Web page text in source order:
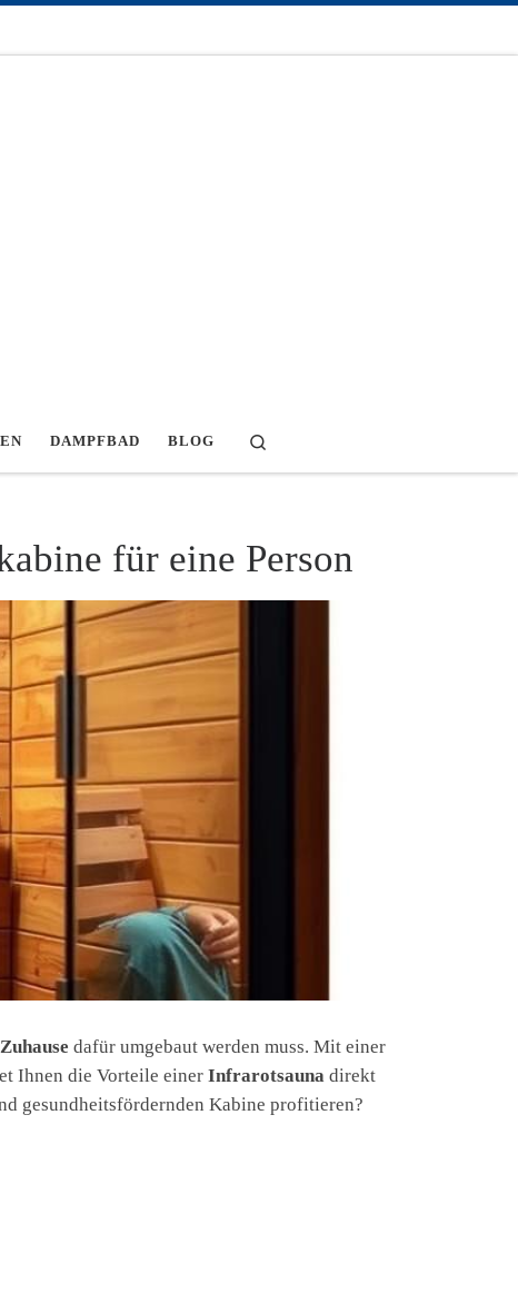
DAMPFBAD BLOG
für eine Person
Zuhause dafür umgebaut werden muss. Mit einer
Ihnen die Vorteile einer Infrarotsauna direkt
gesundheitsfördernden Kabine profitieren?